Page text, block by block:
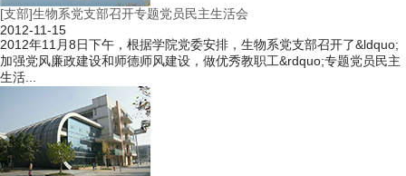
[支部]生物系党支部召开专题党员民主生活会
2012-11-15
2012年11月8日下午，根据学院党委安排，生物系党支部召开了&ldquo;
加强党风廉政建设和师德师风建设，做优秀教职工&rdquo;专题党员民主
生活...